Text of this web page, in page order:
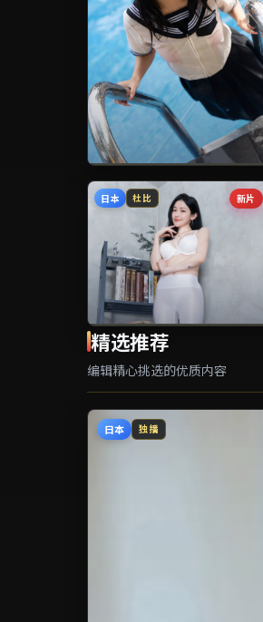
新片
日本 杜比
精选推荐
编辑精心挑选的优质内容
日本 独播